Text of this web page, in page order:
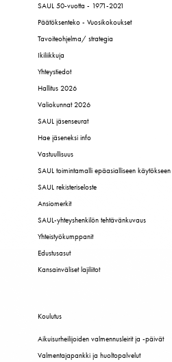
SAUL 50-vuotta - 1971-2021
Päätöksenteko - Vuosikokoukset
Tavoiteohjelma/ strategia
Ikiliikkuja
Yhteystiedot
Hallitus 2026
Valiokunnat 2026
SAUL jäsenseurat
Hae jäseneksi info
Vastuullisuus
SAUL toimintamalli epäasialliseen käytökseen
SAUL rekisteriseloste
Ansiomerkit
SAUL-yhteyshenkilön tehtävänkuvaus
Yhteistyökumppanit
Edustusasut
Kansainväliset lajiliitot
Koulutus
Aikuisurheilijoiden valmennusleirit ja -päivät
Valmentajapankki ja huoltopalvelut